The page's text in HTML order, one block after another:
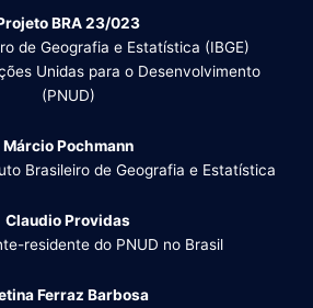
BRA 23/023
de Geografia e Estatística (IBGE)
Unidas para o Desenvolvimento
(PNUD)
Márcio Pochmann
Brasileiro de Geografia e Estatística
Claudio Providas
residente do PNUD no Brasil
Ferraz Barbosa